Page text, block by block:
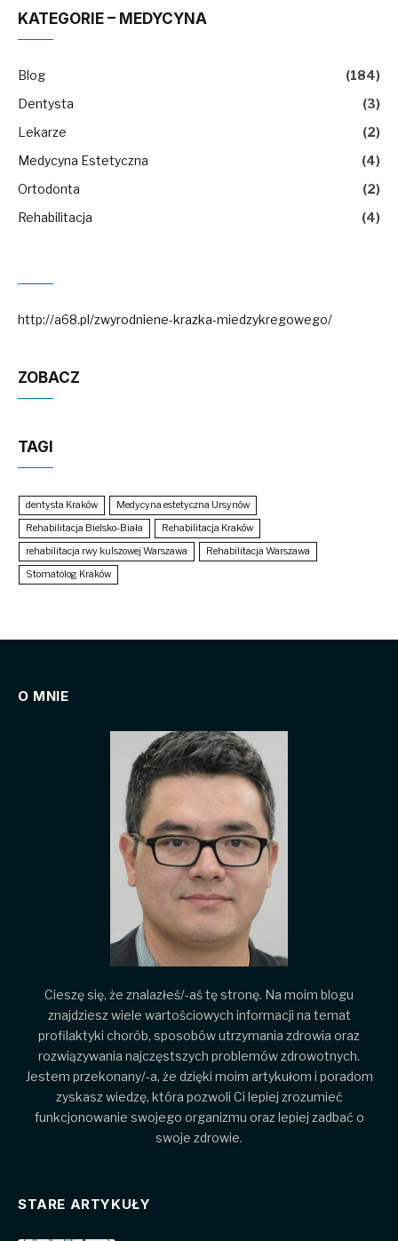
KATEGORIE – MEDYCYNA
Blog
(184)
Dentysta
(3)
Lekarze
(2)
Medycyna Estetyczna
(4)
Ortodonta
(2)
Rehabilitacja
(4)
http://a68.pl/zwyrodniene-krazka-miedzykregowego/
ZOBACZ
TAGI
dentysta Kraków
Medycyna estetyczna Ursynów
Rehabilitacja Bielsko-Biała
Rehabilitacja Kraków
rehabilitacja rwy kulszowej Warszawa
Rehabilitacja Warszawa
Stomatolog Kraków
O MNIE
Cieszę się, że znalazłeś/-aś tę stronę. Na moim blogu
znajdziesz wiele wartościowych informacji na temat
profilaktyki chorób, sposobów utrzymania zdrowia oraz
rozwiązywania najczęstszych problemów zdrowotnych.
Jestem przekonany/-a, że dzięki moim artykułom i poradom
zyskasz wiedzę, która pozwoli Ci lepiej zrozumieć
funkcjonowanie swojego organizmu oraz lepiej zadbać o
swoje zdrowie.
STARE ARTYKUŁY